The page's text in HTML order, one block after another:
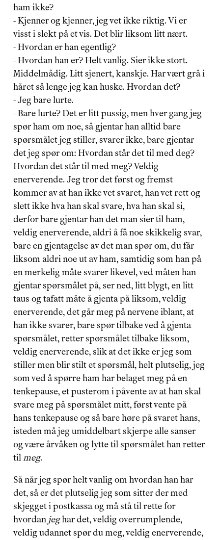
ham ikke?
- Kjenner og kjenner, jeg vet ikke riktig. Vi er
visst i slekt på et vis. Det blir liksom litt nært.
- Hvordan er han egentlig?
- Hvordan han er? Helt vanlig. Sier ikke stort.
Middelmådig. Litt sjenert, kanskje. Har vært grå i
håret så lenge jeg kan huske. Hvordan det?
- Jeg bare lurte.
- Bare lurte? Det er litt pussig, men hver gang jeg
spør ham om noe, så gjentar han alltid bare
spørsmålet jeg stiller, svarer ikke, bare gjentar
det jeg spør om: Hvordan står det til med deg?
Hvordan det står til med meg? Veldig
enerverende. Jeg tror det først og fremst
kommer av at han ikke vet svaret, han vet rett og
slett ikke hva han skal svare, hva han skal si,
derfor bare gjentar han det man sier til ham,
veldig enerverende, aldri å få noe skikkelig svar,
bare en gjentagelse av det man spør om, du får
liksom aldri noe ut av ham, samtidig som han på
en merkelig måte svarer likevel, ved måten han
gjentar spørsmålet på, ser ned, litt blygt, en litt
taus og tafatt måte å gjenta på liksom, veldig
enerverende, det går meg på nervene iblant, at
han ikke svarer, bare spør tilbake ved å gjenta
spørsmålet, retter spørsmålet tilbake liksom,
veldig enerverende, slik at det ikke er jeg som
stiller men blir stilt et spørsmål, helt plutselig, jeg
som ved å spørre ham har belaget meg på en
tenkepause, et pusterom i påvente av at han skal
svare meg på spørsmålet mitt, først vente på
hans tenkepause og så bare høre på svaret hans,
isteden må jeg umiddelbart skjerpe alle sanser
og være årvåken og lytte til spørsmålet han retter
til meg.
Så når jeg spør helt vanlig om hvordan han har
det, så er det plutselig jeg som sitter der med
skjegget i postkassa og må stå til rette for
hvordan jeg har det, veldig overrumplende,
veldig udannet spør du meg, veldig enerverende,